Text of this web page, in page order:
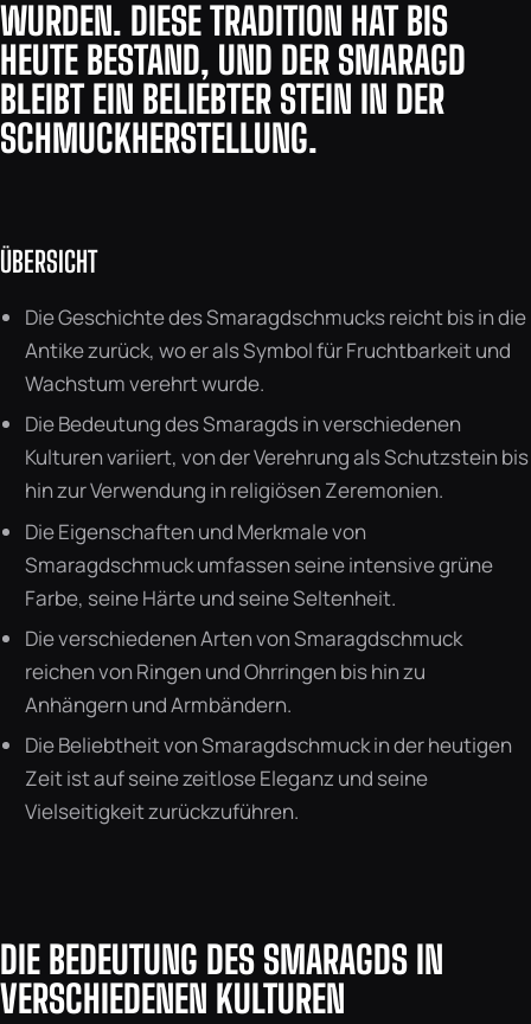
WURDEN. DIESE TRADITION HAT BIS
HEUTE BESTAND, UND DER SMARAGD
BLEIBT EIN BELIEBTER STEIN IN DER
SCHMUCKHERSTELLUNG.
ÜBERSICHT
Die Geschichte des Smaragdschmucks reicht bis in die
Antike zurück, wo er als Symbol für Fruchtbarkeit und
Wachstum verehrt wurde.
Die Bedeutung des Smaragds in verschiedenen
Kulturen variiert, von der Verehrung als Schutzstein bis
hin zur Verwendung in religiösen Zeremonien.
Die Eigenschaften und Merkmale von
Smaragdschmuck umfassen seine intensive grüne
Farbe, seine Härte und seine Seltenheit.
Die verschiedenen Arten von Smaragdschmuck
reichen von Ringen und Ohrringen bis hin zu
Anhängern und Armbändern.
Die Beliebtheit von Smaragdschmuck in der heutigen
Zeit ist auf seine zeitlose Eleganz und seine
Vielseitigkeit zurückzuführen.
DIE BEDEUTUNG DES SMARAGDS IN
VERSCHIEDENEN KULTUREN